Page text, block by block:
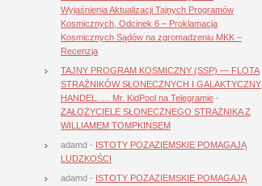
Wyjaśnienia Aktualizacji Tajnych Programów
Kosmicznych, Odcinek 6 – Proklamacja
Kosmicznych Sądów na zgromadzeniu MKK –
Recenzja
TAJNY PROGRAM KOSMICZNY (SSP) — FLOTA
STRAŻNIKÓW SŁONECZNYCH I GALAKTYCZNY
HANDEL. … Mr. KidPool na Telegramie -
ZAŁOŻYCIELE SŁONECZNEGO STRAŻNIKA Z
WILLIAMEM TOMPKINSEM
adamd - ISTOTY POZAZIEMSKIE POMAGAJĄ
LUDZKOŚCI
adamd - ISTOTY POZAZIEMSKIE POMAGAJĄ